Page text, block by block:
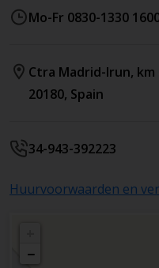
Mo-Fr 0830-1330
Ctra Madrid-Irun, km
20180, Spain
34-943-392223
Huurvoorwaarden en
−